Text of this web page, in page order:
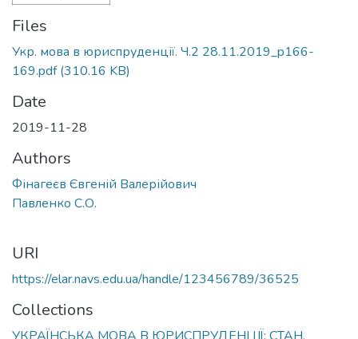
Files
Укр. мова в юриспруденції. Ч.2 28.11.2019_p166-
169.pdf(310.16 KB)
Date
2019-11-28
Authors
Фінагеєв Євгеній Валерійович
Павленко С.О.
URI
https://elar.navs.edu.ua/handle/123456789/36525
Collections